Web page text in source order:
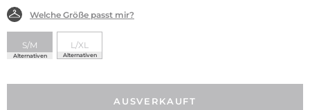
Welche Größe passt mir?
S/M
Alternativen
L/XL
Alternativen
AUSVERKAUFT